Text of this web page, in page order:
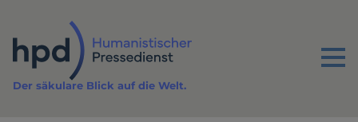
Inhalt
Menu
Der säkulare Blick auf die Welt.